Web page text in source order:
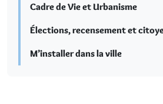
Cadre de Vie et Urbanisme
Élections, recensement et
M’installer dans la ville